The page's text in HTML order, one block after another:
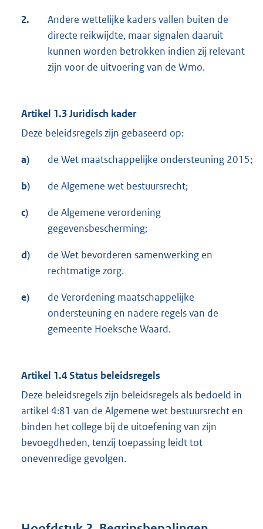
2.
Andere wettelijke kaders vallen buiten de
directe reikwijdte, maar signalen daaruit
kunnen worden betrokken indien zij relevant
zijn voor de uitvoering van de Wmo.
Artikel 1.3 Juridisch kader
Deze beleidsregels zijn gebaseerd op:
a) de Wet maatschappelijke ondersteuning 2015;
b) de Algemene wet bestuursrecht;
c)
de Algemene verordening
gegevensbescherming;
d)
de Wet bevorderen samenwerking en
rechtmatige zorg.
e)
de Verordening maatschappelijke
ondersteuning en nadere regels van de
gemeente Hoeksche Waard.
Artikel 1.4 Status beleidsregels
Deze beleidsregels zijn beleidsregels als bedoeld in
artikel 4:81 van de Algemene wet bestuursrecht en
binden het college bij de uitoefening van zijn
bevoegdheden, tenzij toepassing leidt tot
onevenredige gevolgen.